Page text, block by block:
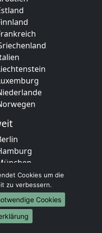
am Main
Cookies um die
zu verbessern.
Cookies